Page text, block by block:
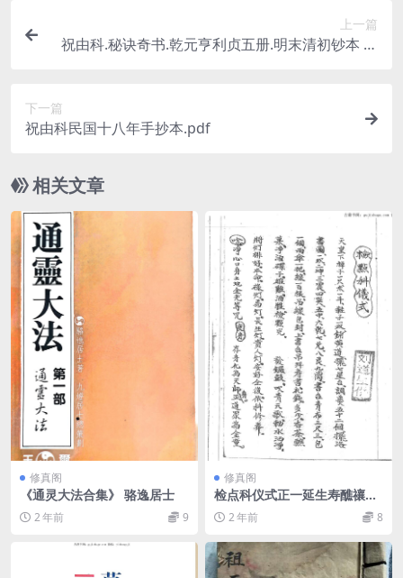
上一篇
祝由科.秘诀奇书.乾元亨利贞五册.明末清初钞本 百
下一篇
祝由科民国十八年手抄本.pdf
相关文章
修真阁
《通灵大法合集》 骆逸居士
2 年前 9
修真阁
检点科仪式正一延生寿醮禳度
科 2 年前 8